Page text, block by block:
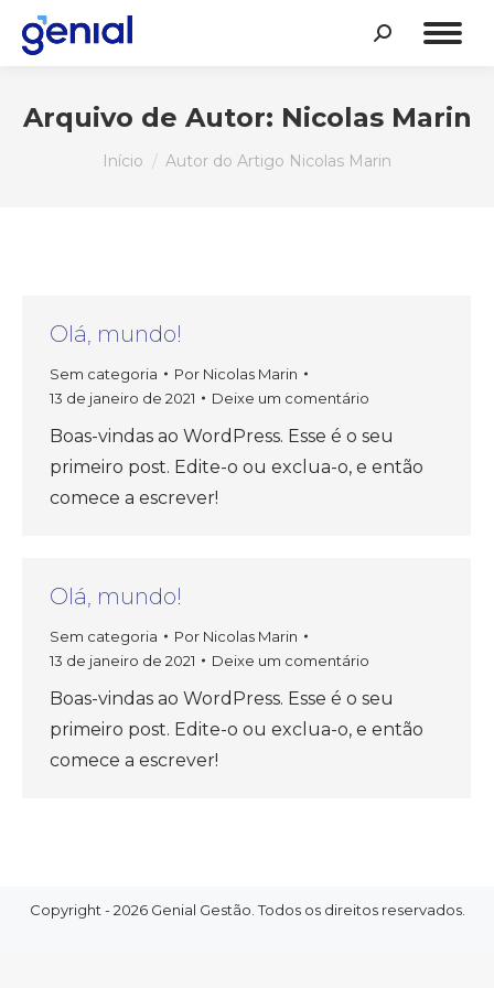
Search:
Arquivo de Autor: Nicolas Marin
Você está aqui:
Início Autor do Artigo Nicolas Marin
Olá, mundo!
Sem categoria Por Nicolas Marin
13 de janeiro de 2021
Deixe um comentário
Boas-vindas ao WordPress. Esse é o seu
primeiro post. Edite-o ou exclua-o, e então
comece a escrever!
Olá, mundo!
Sem categoria Por Nicolas Marin
13 de janeiro de 2021
Deixe um comentário
Boas-vindas ao WordPress. Esse é o seu
primeiro post. Edite-o ou exclua-o, e então
comece a escrever!
Copyright - 2026 Genial Gestão. Todos os direitos reservados.